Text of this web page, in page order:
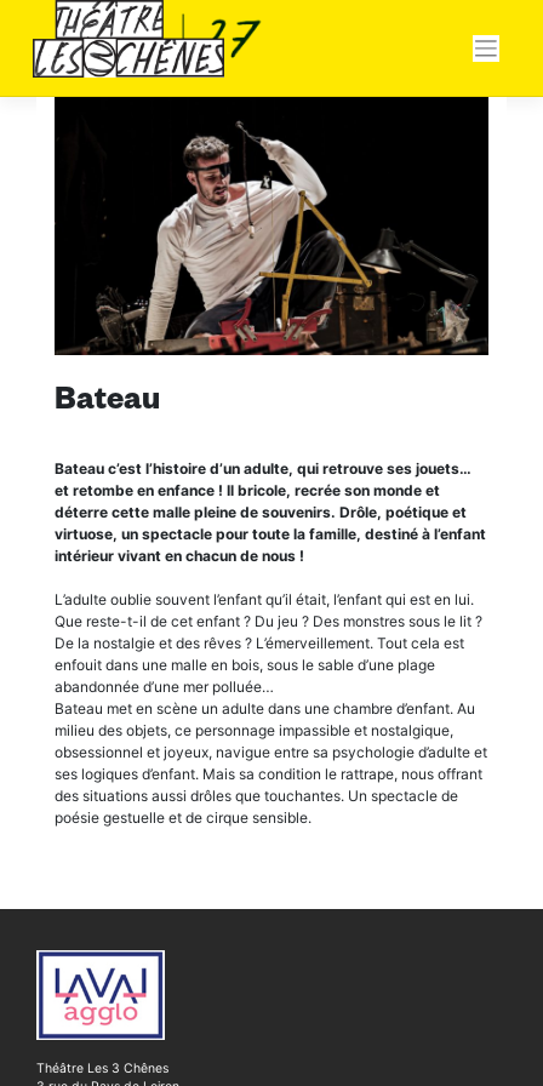
Panneau de gestion des cookies
content
Bateau
Bateau c’est l’histoire d’un adulte, qui retrouve ses jouets…
et retombe en enfance ! Il bricole, recrée son monde et
déterre cette malle pleine de souvenirs. Drôle, poétique et
virtuose, un spectacle pour toute la famille, destiné à l’enfant
intérieur vivant en chacun de nous !
L’adulte oublie souvent l’enfant qu’il était, l’enfant qui est en lui.
Que reste-t-il de cet enfant ? Du jeu ? Des monstres sous le lit ?
De la nostalgie et des rêves ? L’émerveillement. Tout cela est
enfouit dans une malle en bois, sous le sable d’une plage
abandonnée d’une mer polluée…
Bateau met en scène un adulte dans une chambre d’enfant. Au
milieu des objets, ce personnage impassible et nostalgique,
obsessionnel et joyeux, navigue entre sa psychologie d’adulte et
ses logiques d’enfant. Mais sa condition le rattrape, nous offrant
des situations aussi drôles que touchantes. Un spectacle de
poésie gestuelle et de cirque sensible.
Théâtre Les 3 Chênes